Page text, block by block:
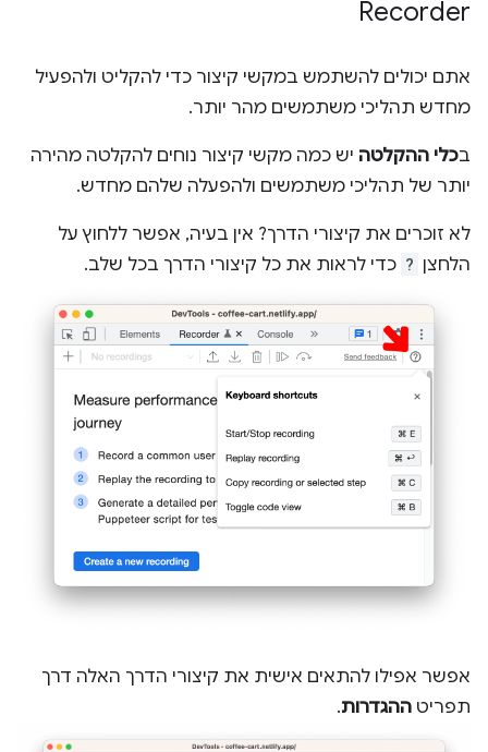
Recorder
אתם יכולים להשתמש במקשי קיצור כדי להקליט ולהפעיל
מחדש תהליכי משתמשים מהר יותר.
בכלי ההקלטה יש כמה מקשי קיצור נוחים להקלטה מהירה
יותר של תהליכי משתמשים ולהפעלה שלהם מחדש.
לא זוכרים את קיצורי הדרך? אין בעיה, אפשר ללחוץ על
הלחצן ? כדי לראות את כל קיצורי הדרך בכל שלב.
אפשר אפילו להתאים אישית את קיצורי הדרך האלה דרך
תפריט ההגדרות.